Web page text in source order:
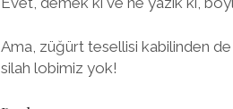
Ama, züğürt tesellisi kabilinden
silah lobimiz yok!